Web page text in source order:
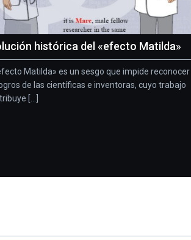
histórica del «efecto Matilda»
Matilda» es un sesgo que impide reconocer
de las científicas e inventoras, cuyo trabajo
[...]